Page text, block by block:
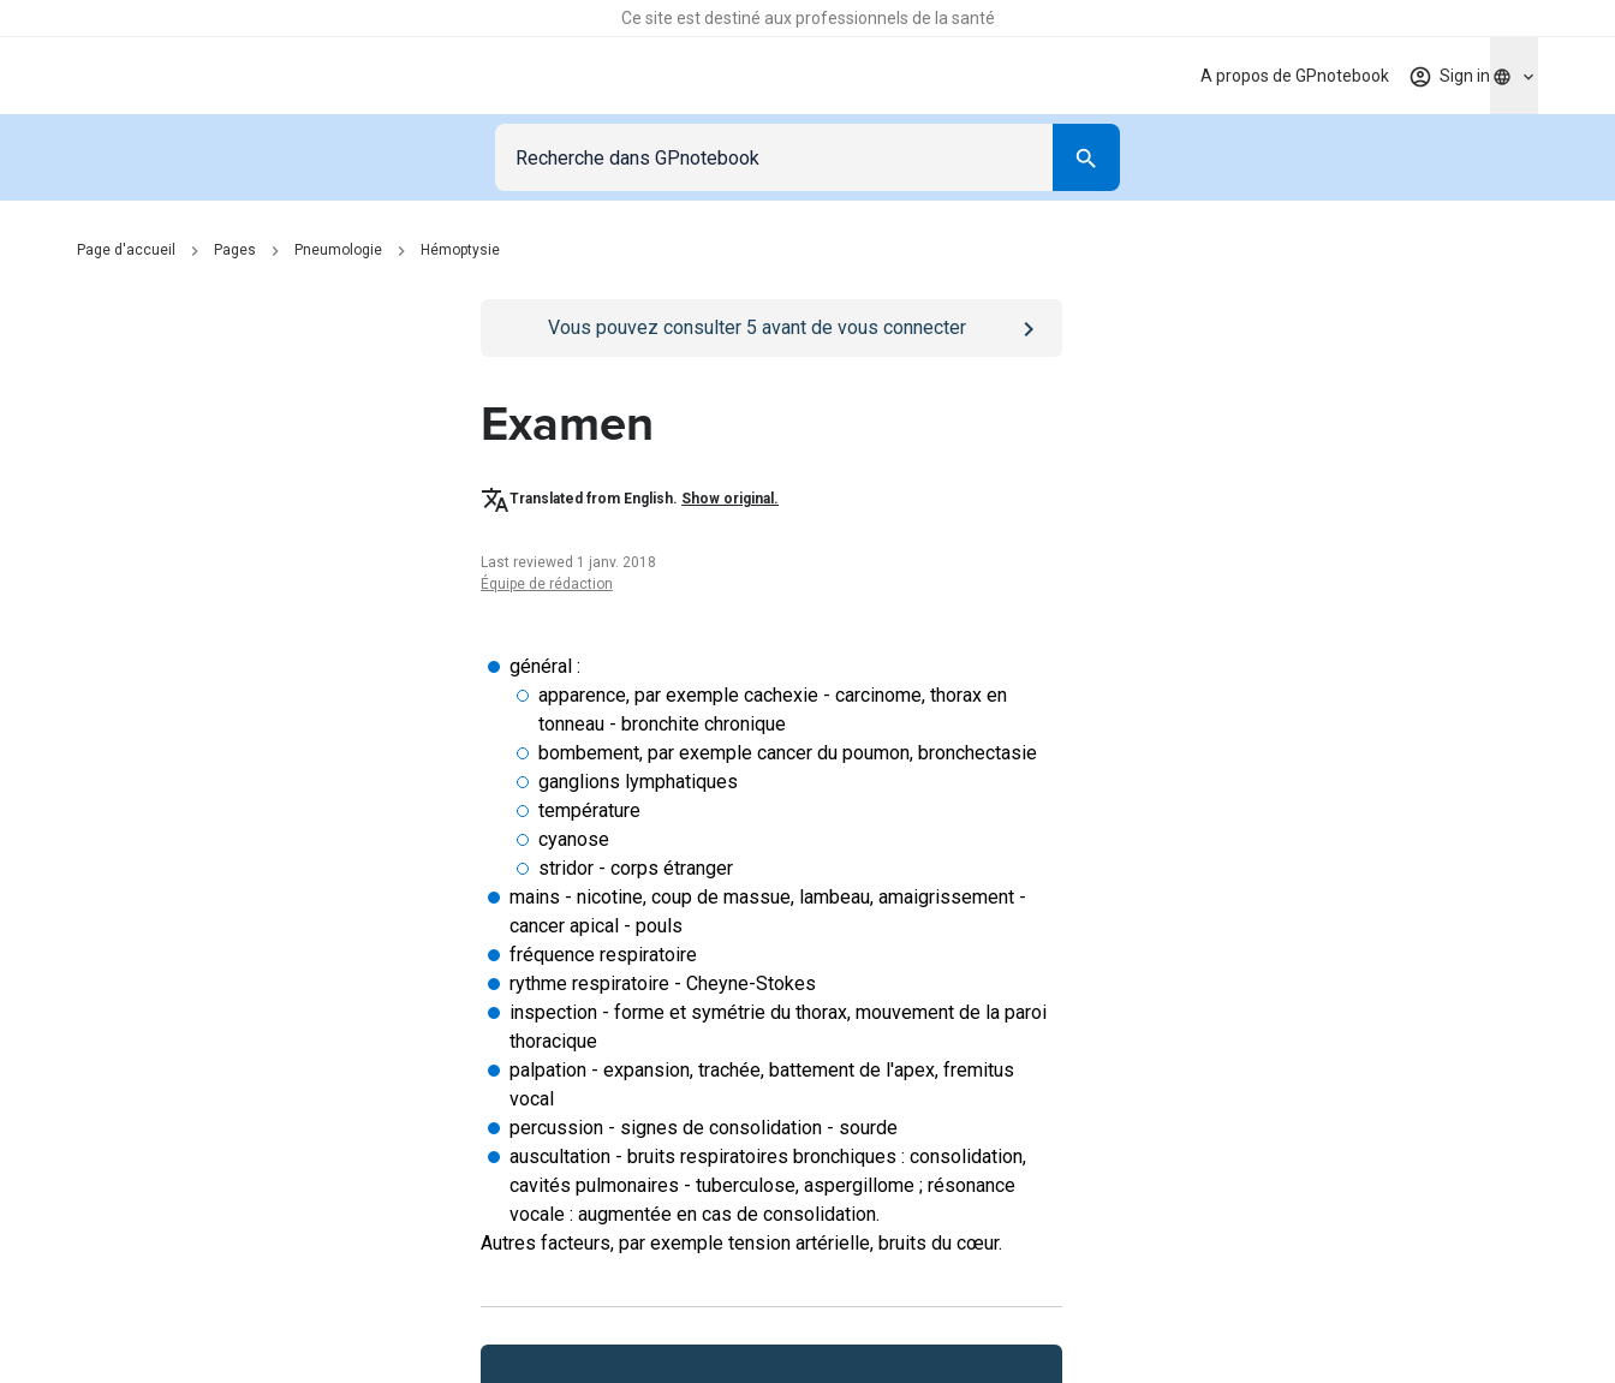
Ce site est destiné aux professionnels de la santé
A propos de GPnotebook Sign in
Page d'accueil Pages Pneumologie Hémoptysie
/se-connecterpage
Vous pouvez consulter 5 avant de vous connecter
Examen
Translated from English. Show original.
Last reviewed 1 janv. 2018
Équipe de rédaction
général :
apparence, par exemple cachexie - carcinome, thorax en
tonneau - bronchite chronique
bombement, par exemple cancer du poumon, bronchectasie
ganglions lymphatiques
température
cyanose
stridor - corps étranger
mains - nicotine, coup de massue, lambeau, amaigrissement -
cancer apical - pouls
fréquence respiratoire
rythme respiratoire - Cheyne-Stokes
inspection - forme et symétrie du thorax, mouvement de la paroi
thoracique
palpation - expansion, trachée, battement de l'apex, fremitus
vocal
percussion - signes de consolidation - sourde
auscultation - bruits respiratoires bronchiques : consolidation,
cavités pulmonaires - tuberculose, aspergillome ; résonance
vocale : augmentée en cas de consolidation.
Autres facteurs, par exemple tension artérielle, bruits du cœur.